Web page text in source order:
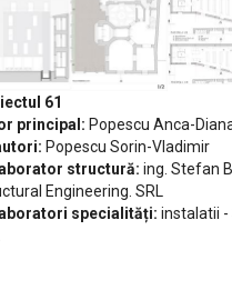
61
principal: Popescu Anca-
Popescu Sorin-Vladimir
structură: ing. Stefan
Engineering. SRL
specialități: instalatii -